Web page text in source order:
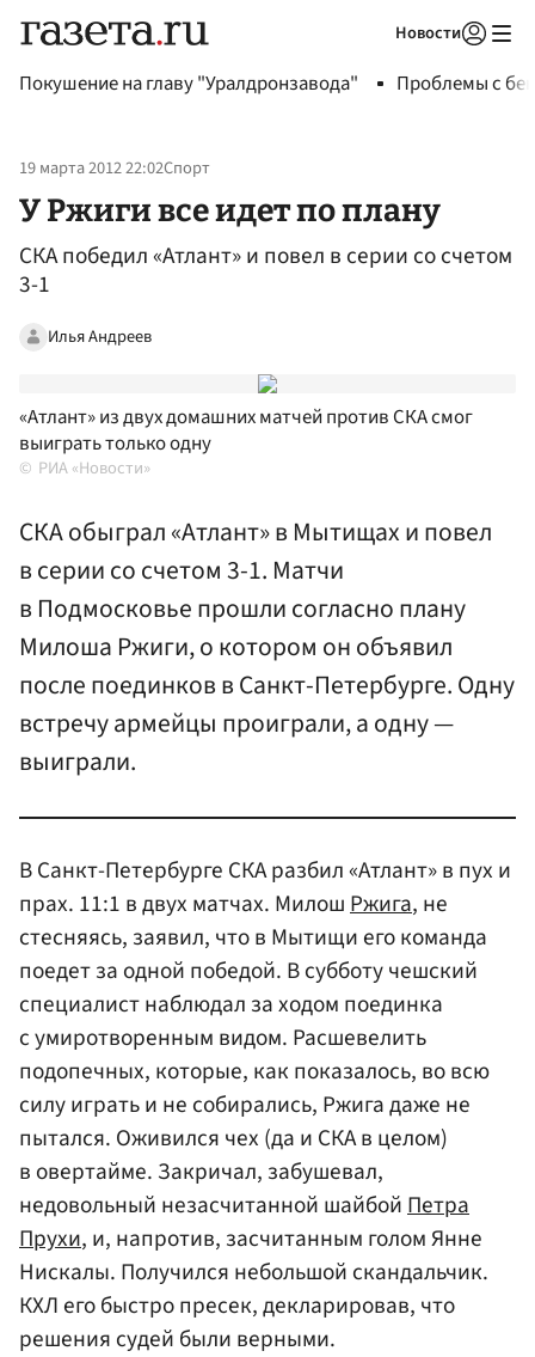
Новости
Покушение на главу "Уралдронзавода" Проблемы с
19 марта 2012 22:02Спорт
У Ржиги все идет по плану
СКА победил «Атлант» и повел в серии со счетом
3-1
Илья Андреев
«Атлант» из двух домашних матчей против СКА смог
выиграть только одну
РИА «Новости»
СКА обыграл «Атлант» в Мытищах и повел
в серии со счетом 3-1. Матчи
в Подмосковье прошли согласно плану
Милоша Ржиги, о котором он объявил
после поединков в Санкт-Петербурге. Одну
встречу армейцы проиграли, а одну —
выиграли.
В Санкт-Петербурге СКА разбил «Атлант» в пух и
прах. 11:1 в двух матчах. МилошРжига, не
стесняясь, заявил, что в Мытищи его команда
поедет за одной победой. В субботу чешский
специалист наблюдал за ходом поединка
с умиротворенным видом. Расшевелить
подопечных, которые, как показалось, во всю
силу играть и не собирались, Ржига даже не
пытался. Оживился чех (да и СКА в целом)
в овертайме. Закричал, забушевал,
недовольный незасчитанной шайбойПетра
Прухи, и, напротив, засчитанным голом Янне
Нискалы. Получился небольшой скандальчик.
КХЛ его быстро пресек, декларировав, что
решения судей были верными.